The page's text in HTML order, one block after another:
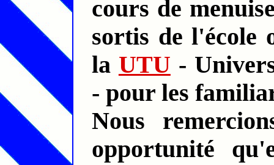
cours de
sortis de l'école
la UTU -
- pour les
Nous
opportunité